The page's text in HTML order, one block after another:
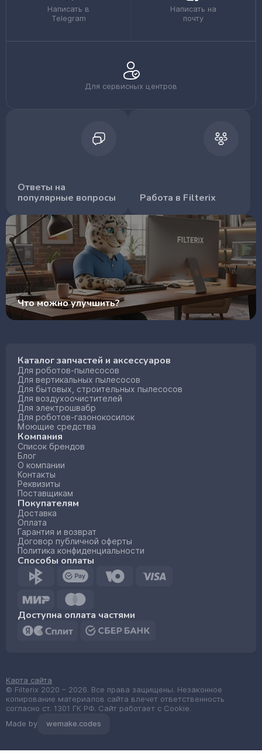
Написать в
Telegram
Написать на
почту
Для сервисных центров
Ответы на
популярные вопросы
Работа в Filterix
Что можно улучшить?
Каталог запчастей и аксессуаров
Для роботов-пылесосов
Для вертикальных пылесосов
Для бытовых, строительных пылесосов
Для воздухоочистителей
Для электрошвабр
Для роботов-газонокосилок
Моющие средства
Компания
Список брендов
Блог
О компании
Контакты
Реквизиты
Поставщикам
Покупателям
Доставка
Оплата
Гарантия и возврат
Договор публичной оферты
Политика конфиденциальности
Способы оплаты
Доступна оплата частями
© Filterix 2020 – 2026. Все права защищены. Незаконное
копирование материалов сайта влечет ответственность
согласно ст. 1301 ГК РФ. Сайт работает с Cookie.
Карта сайта
Made by wemake.codes